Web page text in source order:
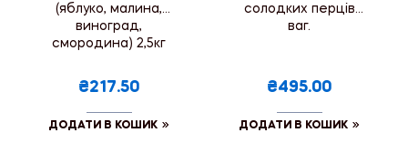
(яблуко, малина,
виноград,
смородина) 2,5кг
₴217.50
ДОДАТИ В КОШИК
солодких перців
ваг.
₴495.00
ДОДАТИ В КОШИК